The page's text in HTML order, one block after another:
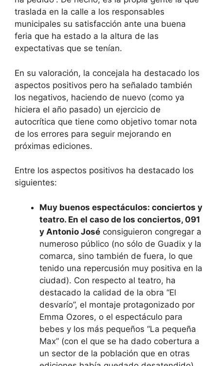
traslada en la calle a los responsables
municipales su satisfacción ante una buena
feria que ha estado a la altura de las
expectativas que se tenían.
En su valoración, la concejala ha destacado los
aspectos positivos pero ha señalado también
los negativos, haciendo de nuevo (como ya
hiciera el año pasado) un ejercicio de
autocrítica que tiene como objetivo tomar nota
de los errores para seguir mejorando en
próximas ediciones.
Entre los aspectos positivos ha destacado los
siguientes:
Muy buenos espectáculos: conciertos y
teatro. En el caso de los conciertos, 091
y Antonio José consiguieron congregar a
numeroso público (no sólo de Guadix y la
comarca, sino también de fuera, lo que
tenido una repercusión muy positiva en la
ciudad). Con respecto al teatro, ha
destacado la calidad de la obra “El
desvarío”, el montaje protagonizado por
Emma Ozores, o el espectáculo para
bebes y los más pequeños “La pequeña
Max” (con el que se ha dado cobertura a
un sector de la población que en otras